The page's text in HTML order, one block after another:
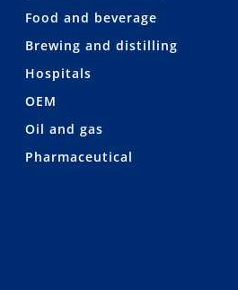
Food and beverage
Brewing and distilling
Hospitals
OEM
Oil and gas
Pharmaceutical